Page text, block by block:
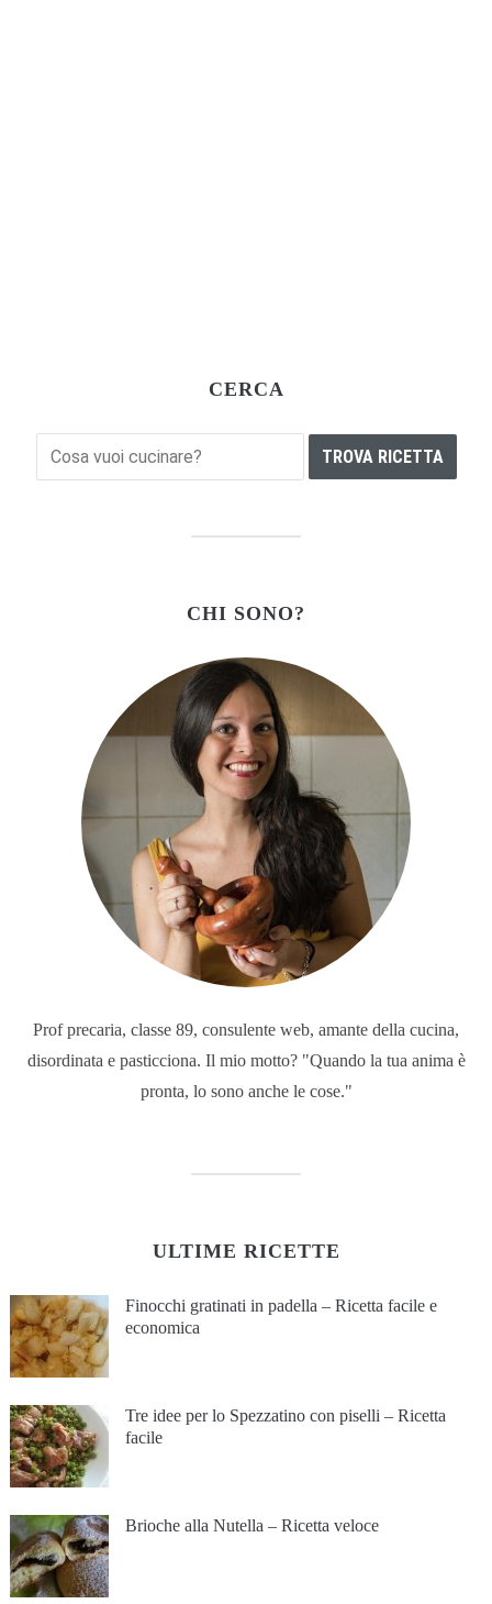
CERCA
CHI SONO?
Prof precaria, classe 89, consulente web, amante della cucina,
disordinata e pasticciona. Il mio motto? "Quando la tua anima è
pronta, lo sono anche le cose."
ULTIME RICETTE
Finocchi gratinati in padella – Ricetta facile e
economica
Tre idee per lo Spezzatino con piselli – Ricetta
facile
Brioche alla Nutella – Ricetta veloce